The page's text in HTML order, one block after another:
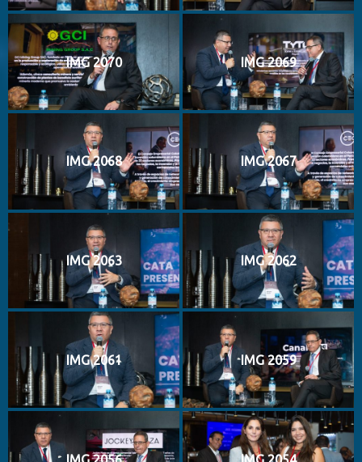
IMG 2070 IMG 2069
IMG 2068 IMG 2067
IMG 2063 IMG 2062
IMG 2061 IMG 2059